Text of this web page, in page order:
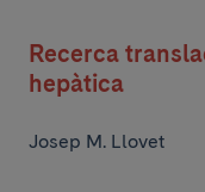
Recerca
hepàtica
Josep M. Llovet